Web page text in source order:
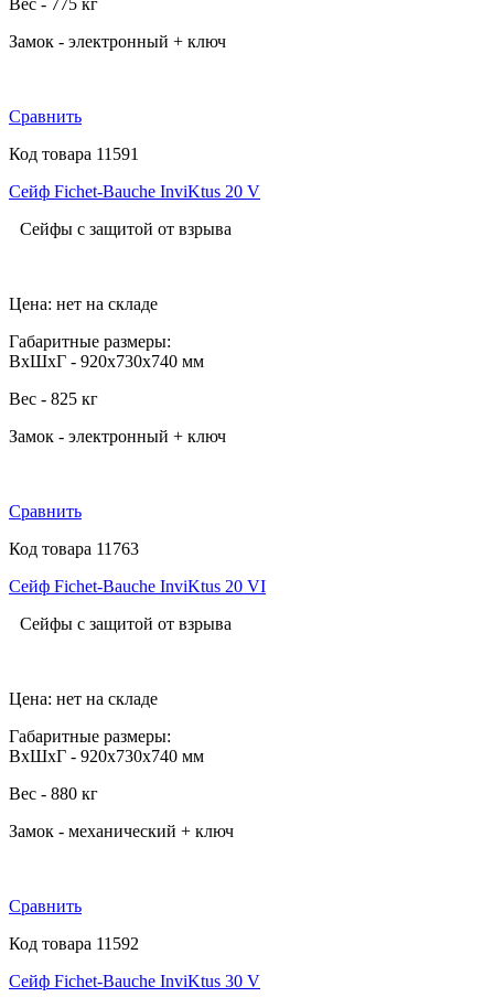
Вес - 775 кг
Замок - электронный + ключ
Сравнить
Код товара 11591
Сейф Fichet-Bauche InviKtus 20 V
Сейфы с защитой от взрыва
Цена: нет на складе
Габаритные размеры:
ВхШхГ - 920х730х740 мм
Вес - 825 кг
Замок - электронный + ключ
Сравнить
Код товара 11763
Сейф Fichet-Bauche InviKtus 20 VI
Сейфы с защитой от взрыва
Цена: нет на складе
Габаритные размеры:
ВхШхГ - 920х730х740 мм
Вес - 880 кг
Замок - механический + ключ
Сравнить
Код товара 11592
Сейф Fichet-Bauche InviKtus 30 V